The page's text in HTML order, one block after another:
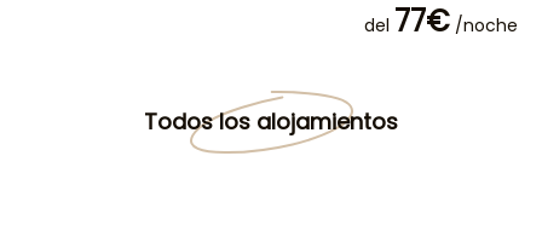
del 77€ /noche
Todos los alojamientos